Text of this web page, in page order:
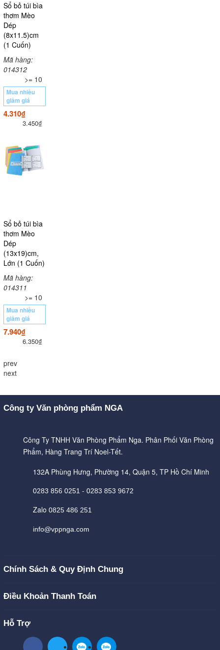
Sổ bỏ túi bìa
thơm Mèo
Dép
(8x11.5)cm
(1 Cuốn)
Mã hàng:
014312
>= 10
Mua nhiều
giảm giá
4.310₫
3.450₫
Sổ bỏ túi bìa
thơm Mèo
Dép
(13x19)cm,
Lớn (1 Cuốn)
Mã hàng:
014311
>= 10
Mua nhiều
giảm giá
7.940₫
6.350₫
prev
next
Công ty Văn phòng phẩm NGA
Công Ty TNHH Văn Phòng Phẩm Nga. Phân Phối Văn Phòng
Phẩm, Hàng Trang Trí Noel-Tết.
132A Phùng Hưng, Phường 14, Quận 5, TP Hồ Chí Minh
0283 856 0251 - 0283 853 9672
Zalo 0825 486 251
info@vppnga.com
Chính Sách & Quy Định Chung
Điều Khoản Thanh Toán
Hỗ Trợ